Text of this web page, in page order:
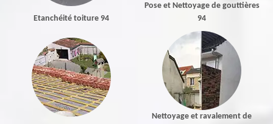
Etanchéité toiture 94
Pose et Nettoyage de gouttières
94
Nettoyage et ravalement de